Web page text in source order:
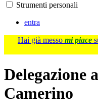
Strumenti personali
entra
Hai già messo mi piace
Delegazione
Camerino